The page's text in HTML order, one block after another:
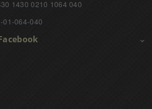
1430 0210 1064 040
01-064-040